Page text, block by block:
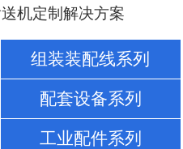
机定制解决方案
组装装配线系列
配套设备系列
工业配件系列